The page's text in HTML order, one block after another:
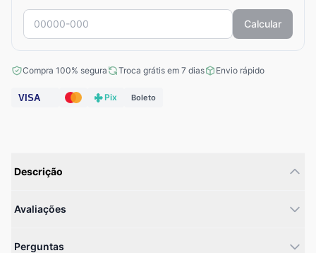
Calcular
Compra 100% segura Troca grátis em 7 dias Envio rápido
VISA Pix Boleto
Descrição
Avaliações
Perguntas